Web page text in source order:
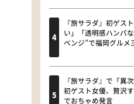
ＬＩＦＥ～
新婚さんい
ザキ山小屋
『旅サラダ』初ゲス
い」「透明感ハンパ
ベンジ”で福岡グルメ
『旅サラダ』で「異
初ゲスト女優、贅沢
でおちゃめ発言